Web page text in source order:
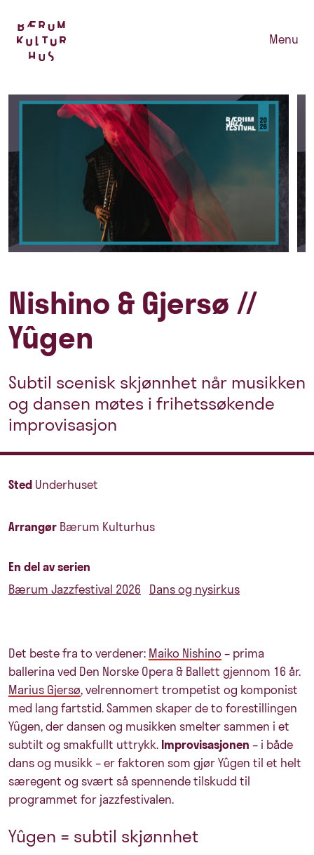
Menu
Nishino & Gjersø //
Yûgen
Subtil scenisk skjønnhet når musikken
og dansen møtes i frihetssøkende
improvisasjon
Sted Underhuset
Arrangør Bærum Kulturhus
En del av serien
Bærum Jazzfestival 2026
Dans og nysirkus
Det beste fra to verdener: Maiko Nishino – prima
ballerina ved Den Norske Opera & Ballett gjennom 16 år.
Marius Gjersø, velrennomert trompetist og komponist
med lang fartstid. Sammen skaper de to forestillingen
Yûgen, der dansen og musikken smelter sammen i et
subtilt og smakfullt uttrykk. Improvisasjonen – i både
dans og musikk – er faktoren som gjør Yûgen til et helt
særegent og svært så spennende tilskudd til
programmet for jazzfestivalen.
Yûgen = subtil skjønnhet